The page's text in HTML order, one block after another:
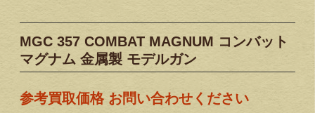
MGC 357 COMBAT MAGNUM コンバット
マグナム 金属製 モデルガン
参考買取価格 お問い合わせください